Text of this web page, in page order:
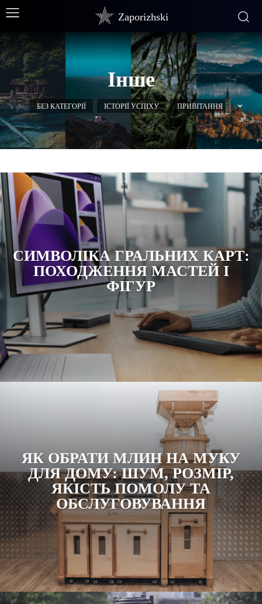
Zaporizhski
Інше
БЕЗ КАТЕГОРІЇ ІСТОРІЇ УСПІХУ ПРИВІТАННЯ
СИМВОЛІКА ГРАЛЬНИХ КАРТ:
ПОХОДЖЕННЯ МАСТЕЙ І
ФІГУР
ЯК ОБРАТИ МЛИН НА МУКУ
ДЛЯ ДОМУ: ШУМ, РОЗМІР,
ЯКІСТЬ ПОМОЛУ ТА
ОБСЛУГОВУВАННЯ